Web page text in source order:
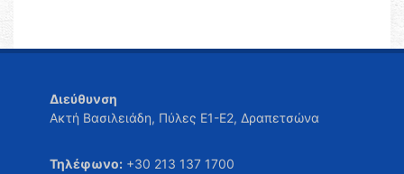
Διεύθυνση
Ακτή Βασιλειάδη, Πύλες Ε1-Ε2, Δραπετσώνα
Τηλέφωνο: +30 213 137 1700